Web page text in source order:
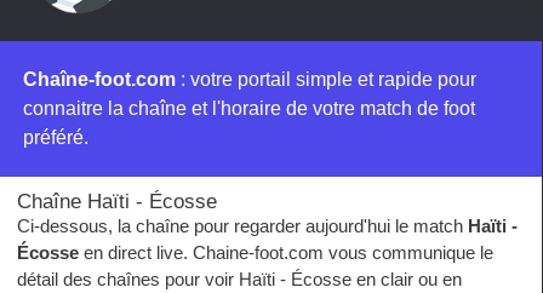
Chaîne-foot.com : votre portail simple et rapide pour
connaitre la chaîne et l'horaire de votre match de foot
préféré.
Chaîne Haïti - Écosse
Ci-dessous, la chaîne pour regarder aujourd'hui le match Haïti -
Écosse en direct live. Chaine-foot.com vous communique le
détail des chaînes pour voir Haïti - Écosse en clair ou en